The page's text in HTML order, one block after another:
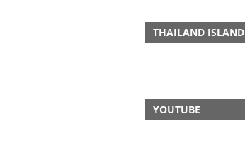
THAILAND ISLAND
YOUTUBE